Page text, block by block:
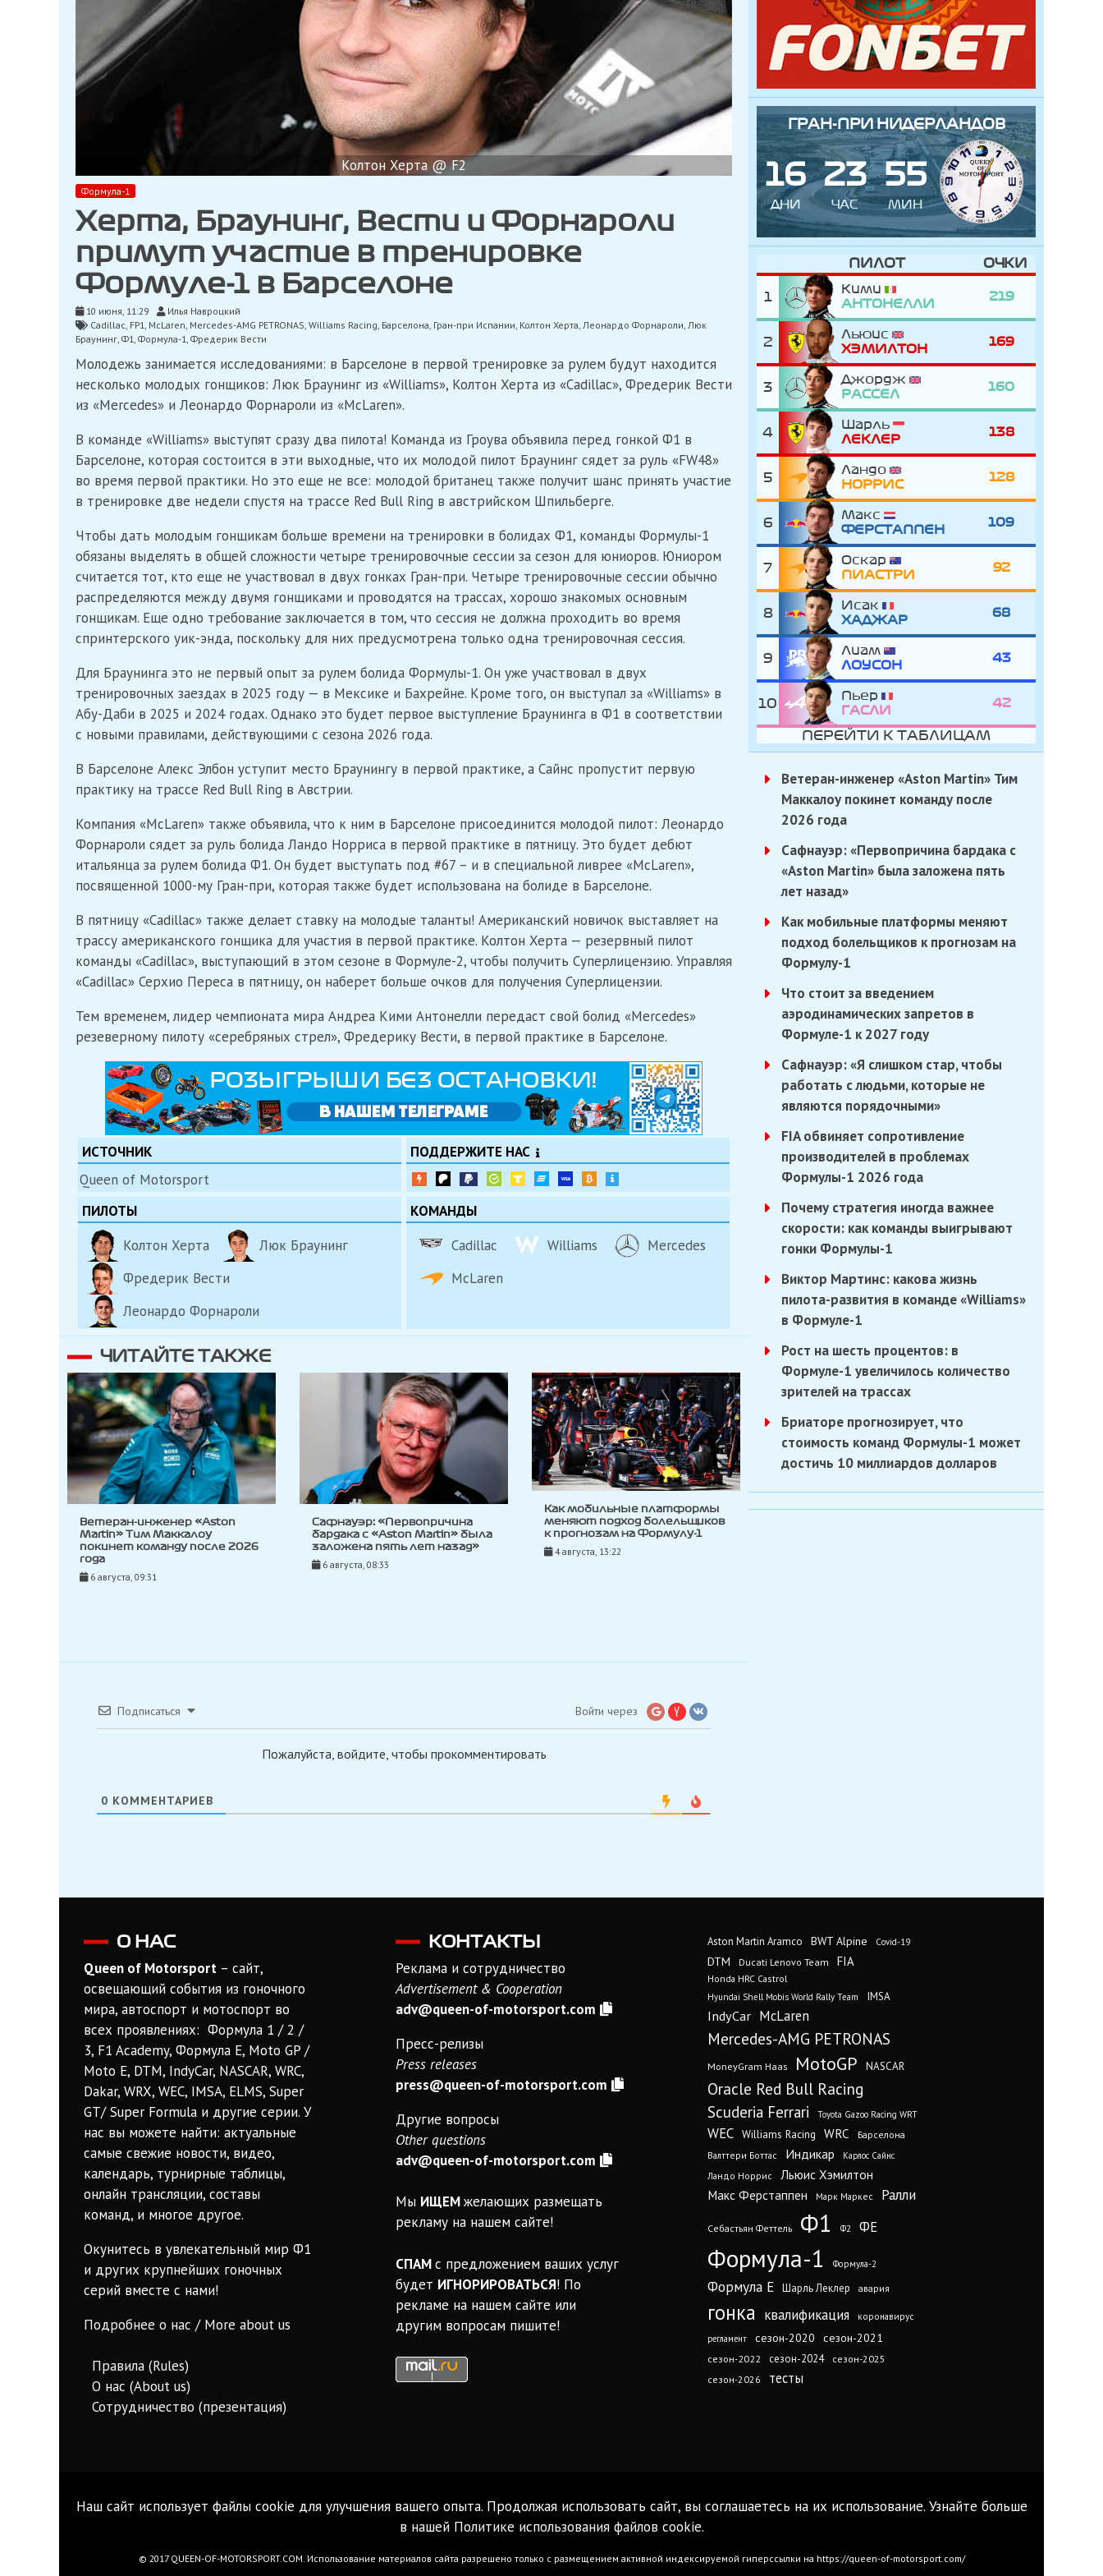
Колтон Херта @ F2
Формула-1
Херта, Браунинг, Вести и Форнароли
примут участие в тренировке
Формуле-1 в Барселоне
10 июня, 11:29
Илья Навроцкий
Cadillac, FP1, McLaren, Mercedes-AMG PETRONAS, Williams Racing, Барселона, Гран-при Испании, Колтон Херта, Леонардо Форнароли, Люк
Браунинг, Ф1, Формула-1, Фредерик Вести
Молодежь занимается исследованиями: в Барселоне в первой тренировке за рулем будут находится
несколько молодых гонщиков: Люк Браунинг из «Williams», Колтон Херта из «Cadillac», Фредерик Вести
из «Mercedes» и Леонардо Форнароли из «McLaren».
В команде «Williams» выступят сразу два пилота! Команда из Гроува объявила перед гонкой Ф1 в
Барселоне, которая состоится в эти выходные, что их молодой пилот Браунинг сядет за руль «FW48»
во время первой практики. Но это еще не все: молодой британец также получит шанс принять участие
в тренировке две недели спустя на трассе Red Bull Ring в австрийском Шпильберге.
Чтобы дать молодым гонщикам больше времени на тренировки в болидах Ф1, команды Формулы-1
обязаны выделять в общей сложности четыре тренировочные сессии за сезон для юниоров. Юниором
считается тот, кто еще не участвовал в двух гонках Гран-при. Четыре тренировочные сессии обычно
распределяются между двумя гонщиками и проводятся на трассах, хорошо знакомых основным
гонщикам. Еще одно требование заключается в том, что сессия не должна проходить во время
спринтерского уик-энда, поскольку для них предусмотрена только одна тренировочная сессия.
Для Браунинга это не первый опыт за рулем болида Формулы-1. Он уже участвовал в двух
тренировочных заездах в 2025 году — в Мексике и Бахрейне. Кроме того, он выступал за «Williams» в
Абу-Даби в 2025 и 2024 годах. Однако это будет первое выступление Браунинга в Ф1 в соответствии
с новыми правилами, действующими с сезона 2026 года.
В Барселоне Алекс Элбон уступит место Браунингу в первой практике, а Сайнс пропустит первую
практику на трассе Red Bull Ring в Австрии.
Компания «McLaren» также объявила, что к ним в Барселоне присоединится молодой пилот: Леонардо
Форнароли сядет за руль болида Ландо Норриса в первой практике в пятницу. Это будет дебют
итальянца за рулем болида Ф1. Он будет выступать под #67 – и в специальной ливрее «McLaren»,
посвященной 1000-му Гран-при, которая также будет использована на болиде в Барселоне.
В пятницу «Cadillac» также делает ставку на молодые таланты! Американский новичок выставляет на
трассу американского гонщика для участия в первой практике. Колтон Херта — резервный пилот
команды «Cadillac», выступающий в этом сезоне в Формуле-2, чтобы получить Суперлицензию. Управляя
«Cadillac» Серхио Переса в пятницу, он наберет больше очков для получения Суперлицензии.
Тем временем, лидер чемпионата мира Андреа Кими Антонелли передаст свой болид «Mercedes»
резеверному пилоту «серебряных стрел», Фредерику Вести, в первой практике в Барселоне.
ИСТОЧНИК
Queen of Motorsport
ПОДДЕРЖИТЕ НАС
ПИЛОТЫ
Колтон Херта
Люк Браунинг
Фредерик Вести
Леонардо Форнароли
КОМАНДЫ
Cadillac
Williams
Mercedes
McLaren
ЧИТАЙТЕ ТАКЖЕ
Ветеран-инженер «Aston
Martin» Тим Маккалоу
покинет команду после 2026
года
6 августа, 09:31
Сафнауэр: «Первопричина
бардака с «Aston Martin» была
заложена пять лет назад»
6 августа, 08:33
Как мобильные платформы
меняют подход болельщиков
к прогнозам на Формулу-1
4 августа, 13:22
Подписаться Войти через
Пожалуйста, войдите, чтобы прокомментировать
0 КОММЕНТАРИЕВ
ГРАН-ПРИ НИДЕРЛАНДОВ
16
ДНИ
23
ЧАС
55
МИН
ПИЛОТ ОЧКИ
1
Кими
АНТОНЕЛЛИ
219
2
Льюис
ХЭМИЛТОН
169
3
Джордж
РАССЕЛ
160
4
Шарль
ЛЕКЛЕР
138
5
Ландо
НОРРИС
128
6
Макс
ФЕРСТАППЕН
109
7
Оскар
ПИАСТРИ
92
8
Исак
ХАДЖАР
68
9
Лиам
ЛОУСОН
43
10
Пьер
ГАСЛИ
42
ПЕРЕЙТИ К ТАБЛИЦАМ
Ветеран-инженер «Aston Martin» Тим
Маккалоу покинет команду после
2026 года
Сафнауэр: «Первопричина бардака с
«Aston Martin» была заложена пять
лет назад»
Как мобильные платформы меняют
подход болельщиков к прогнозам на
Формулу-1
Что стоит за введением
аэродинамических запретов в
Формуле-1 к 2027 году
Сафнауэр: «Я слишком стар, чтобы
работать с людьми, которые не
являются порядочными»
FIA обвиняет сопротивление
производителей в проблемах
Формулы-1 2026 года
Почему стратегия иногда важнее
скорости: как команды выигрывают
гонки Формулы-1
Виктор Мартинс: какова жизнь
пилота-развития в команде «Williams»
в Формуле-1
Рост на шесть процентов: в
Формуле-1 увеличилось количество
зрителей на трассах
Бриаторе прогнозирует, что
стоимость команд Формулы-1 может
достичь 10 миллиардов долларов
О НАС
Queen of Motorsport – сайт,
освещающий события из гоночного
мира, автоспорт и мотоспорт во
всех проявлениях: Формула 1 / 2 /
3, F1 Academy, Формула Е, Moto GP /
Moto E, DTM, IndyCar, NASCAR, WRC,
Dakar, WRX, WEC, IMSA, ELMS, Super
GT/ Super Formula и другие серии. У
нас вы можете найти: актуальные
самые свежие новости, видео,
календарь, турнирные таблицы,
онлайн трансляции, составы
команд, и многое другое.
Окунитесь в увлекательный мир Ф1
и других крупнейших гоночных
серий вместе с нами!
Подробнее о нас / More about us
Правила (Rules)
О нас (About us)
Сотрудничество (презентация)
КОНТАКТЫ
Реклама и сотрудничество
Advertisement & Cooperation
adv@queen-of-motorsport.com
Пресс-релизы
Press releases
press@queen-of-motorsport.com
Другие вопросы
Other questions
adv@queen-of-motorsport.com
Мы ИЩЕМжелающих размещать
рекламу на нашем сайте!
СПАМс предложением ваших услуг
будет ИГНОРИРОВАТЬСЯ! По
рекламе на нашем сайте или
другим вопросам пишите!
Aston Martin Aramco BWT Alpine Covid-19
DTM Ducati Lenovo Team FIA
Honda HRC Castrol
Hyundai Shell Mobis World Rally Team IMSA
IndyCar McLaren
Mercedes-AMG PETRONAS
MoneyGram Haas MotoGP NASCAR
Oracle Red Bull Racing
Scuderia Ferrari Toyota Gazoo Racing WRT
WEC Williams Racing WRC
Барселона
Валттери Боттас
Индикар Карлос Сайнс
Ландо Норрис
Льюис Хэмилтон
Макс Ферстаппен
Марк Маркес Ралли
Себастьян Феттель Ф1 Ф2 ФЕ
Формула-1 Формула-2
Формула Е Шарль Леклер авария
гонка квалификация коронавирус
регламент сезон-2020 сезон-2021
сезон-2022 сезон-2024
сезон-2025
сезон-2026
тесты
Наш сайт использует файлы cookie для улучшения вашего опыта. Продолжая использовать сайт, вы соглашаетесь на их использование. Узнайте больше
в нашей Политике использования файлов cookie.
© 2017 QUEEN-OF-MOTORSPORT.COM. Использование материалов сайта разрешено только с размещением активной индексируемой гиперссылки на https://queen-of-motorsport.com/